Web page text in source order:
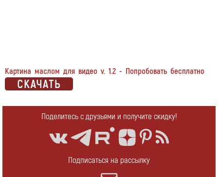
Картина маслом для видео v. 1.2 - Попробовать бесплатно
Поделитесь с друзьями и получите скидку!
Подписаться на рассылку